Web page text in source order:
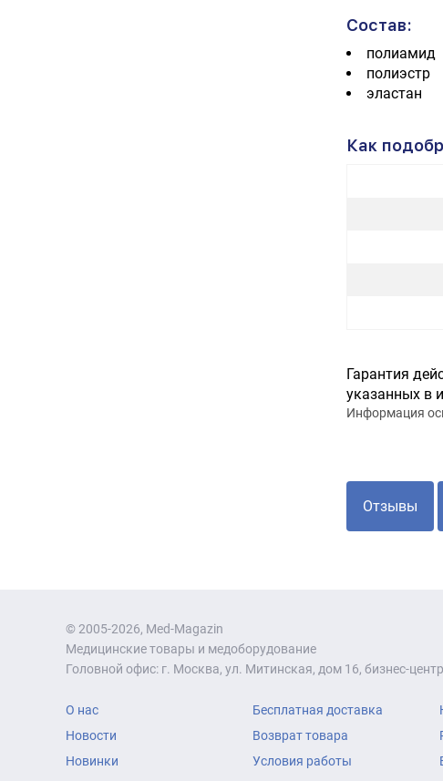
Состав:
полиамид
полиэстр
эластан
Как
Гарантия
указанных в
Информация
Отзывы
© 2005-2026, Med-Magazin
Медицинские товары и медоборудование
Головной офис: г. Москва, ул. Митинская, дом 16, бизнес-центр
О нас
Новости
Новинки
Бесплатная доставка
Возврат товара
Условия работы